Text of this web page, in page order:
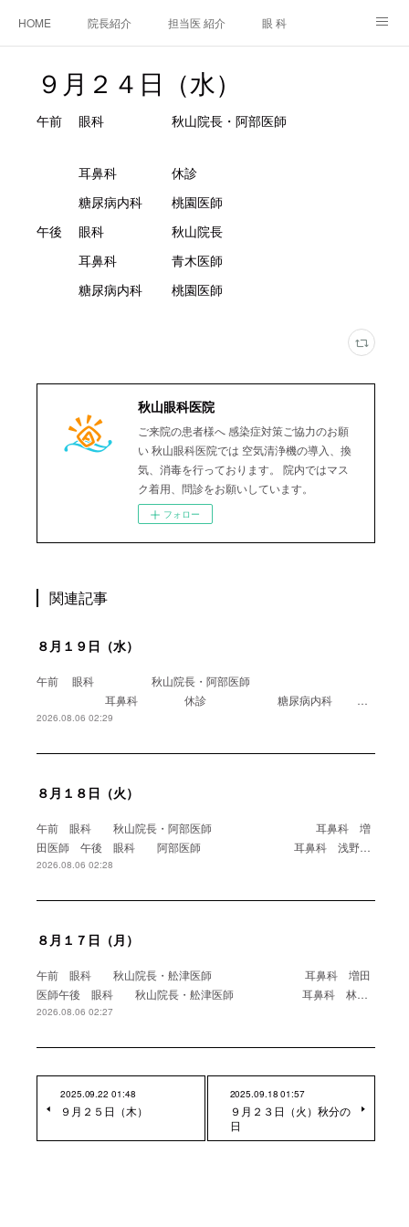
HOME 院長紹介 担当医 紹介 眼 科
アクセス ご相談・お問合せ 施設基準等及び掲示事項について
９月２４日（水）
午前 眼科 秋山院長・阿部医師
耳鼻科 休診
糖尿病内科 桃園医師
午後 眼科 秋山院長
耳鼻科 青木医師
糖尿病内科 桃園医師
秋山眼科医院
ご来院の患者様へ 感染症対策ご協力のお願
い 秋山眼科医院では 空気清浄機の導入、換
気、消毒を行っております。 院内ではマス
ク着用、問診をお願いしています。
フォロー
関連記事
８月１９日（水）
午前 眼科 秋山院長・阿部医師
耳鼻科 休診 糖尿病内科 …
2026.08.06 02:29
８月１８日（火）
午前 眼科 秋山院長・阿部医師 耳鼻科 増
田医師 午後 眼科 阿部医師 耳鼻科 浅野…
2026.08.06 02:28
８月１７日（月）
午前 眼科 秋山院長・舩津医師 耳鼻科 増田
医師午後 眼科 秋山院長・舩津医師 耳鼻科 林…
2026.08.06 02:27
2025.09.22 01:48
９月２５日（木）
2025.09.18 01:57
９月２３日（火）秋分の
日